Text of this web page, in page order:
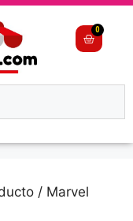
0
/ Marvel